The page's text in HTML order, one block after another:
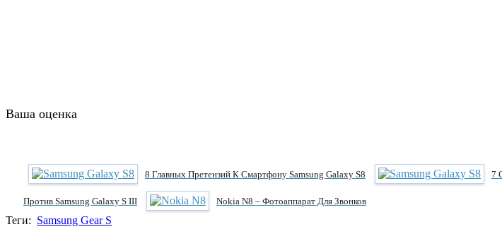
Ваша оценка
8 Главных Претензий К Смартфону Samsung Galaxy S8 7
Против Samsung Galaxy S III Nokia N8 – Фотоаппарат Для Звонков
Теги: Samsung Gear S